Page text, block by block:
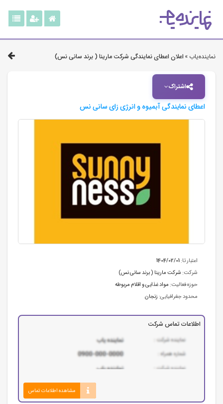
نماینده‌یاب » اعلان اعطای نمایندگی شرکت مارینا ( برند سانی نس)
اشتراک
اعطای نمایندگی آبمیوه و انرژی زای سانی نس
اعتبار تا:1404/02/01
شرکت: شرکت مارینا ( برند سانی نس)
حوزه فعالیت: مواد غذایی و اقلام مربوطه
محدود جغرافیایی: زنجان
اطلاعات تماس شرکت
مشاهده اطلاعات تماس